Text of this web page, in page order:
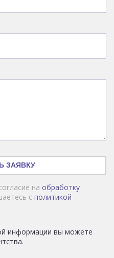
ЗАЯВКУ
на обработку
с политикой
информации вы можете